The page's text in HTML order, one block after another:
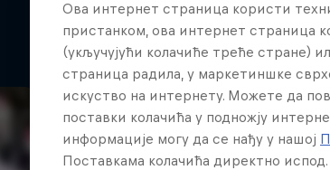
Više
Ова интернет страница користи
пристанком, ова интернет страница
(укључујући колачиће треће стране)
страница радила, у маркетиншке
искуство на интернету. Можете да
поставки колачића у подножју
информације могу да се нађу у нашој
Поставкама колачића директно испод.